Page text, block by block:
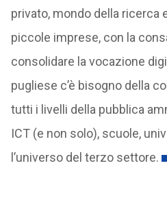
privato, mondo della ricerca
piccole imprese, con la
consolidare la vocazione
pugliese c’è bisogno della
tutti i livelli della pubblica
ICT (e non solo), scuole,
l’universo del terzo settore.